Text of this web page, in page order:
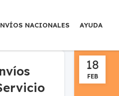
NACIONALES AYUDA
18
FEB